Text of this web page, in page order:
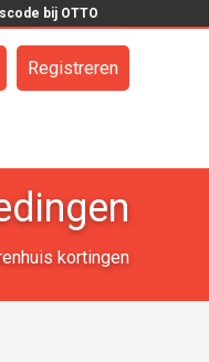
bij OTTO
Registreren
kortingen